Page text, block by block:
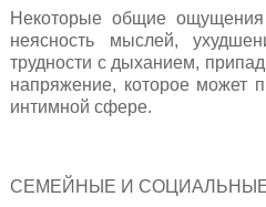
Некоторые общие ощущения
неясность мыслей,
трудности с дыханием,
напряжение, которое может
интимной сфере.
СЕМЕЙНЫЕ И